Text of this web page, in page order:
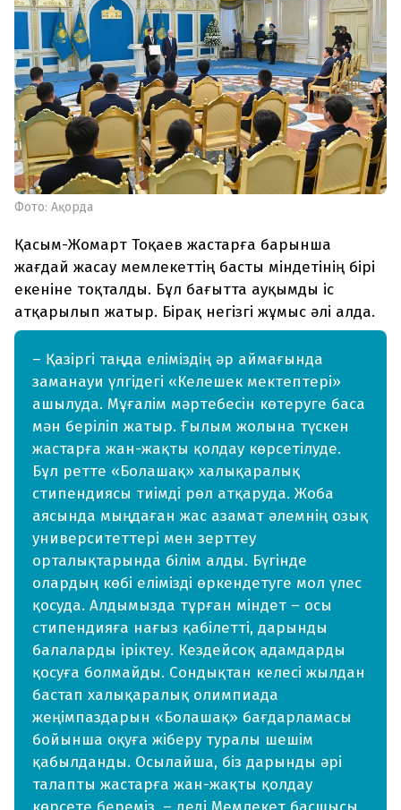
Фото: Ақорда
Қасым-Жомарт Тоқаев жастарға барынша
жағдай жасау мемлекеттің басты міндетінің бірі
екеніне тоқталды. Бұл бағытта ауқымды іс
атқарылып жатыр. Бірақ негізгі жұмыс әлі алда.
– Қазіргі таңда еліміздің әр аймағында
заманауи үлгідегі «Келешек мектептері»
ашылуда. Мұғалім мәртебесін көтеруге баса
мән беріліп жатыр. Ғылым жолына түскен
жастарға жан-жақты қолдау көрсетілуде.
Бұл ретте «Болашақ» халықаралық
стипендиясы тиімді рөл атқаруда. Жоба
аясында мыңдаған жас азамат әлемнің озық
университеттері мен зерттеу
орталықтарында білім алды. Бүгінде
олардың көбі елімізді өркендетуге мол үлес
қосуда. Алдымызда тұрған міндет – осы
стипендияға нағыз қабілетті, дарынды
балаларды іріктеу. Кездейсоқ адамдарды
қосуға болмайды. Сондықтан келесі жылдан
бастап халықаралық олимпиада
жеңімпаздарын «Болашақ» бағдарламасы
бойынша оқуға жіберу туралы шешім
қабылданды. Осылайша, біз дарынды әрі
талапты жастарға жан-жақты қолдау